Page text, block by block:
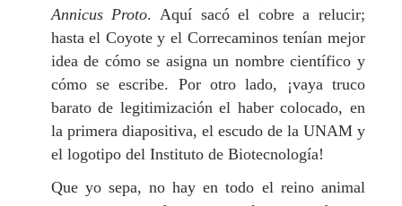
Annicus Proto. Aquí sacó el cobre a relucir;
hasta el Coyote y el Correcaminos tenían mejor
idea de cómo se asigna un nombre científico y
cómo se escribe. Por otro lado, ¡vaya truco
barato de legitimización el haber colocado, en
la primera diapositiva, el escudo de la UNAM y
el logotipo del Instituto de Biotecnología!
Que yo sepa, no hay en todo el reino animal